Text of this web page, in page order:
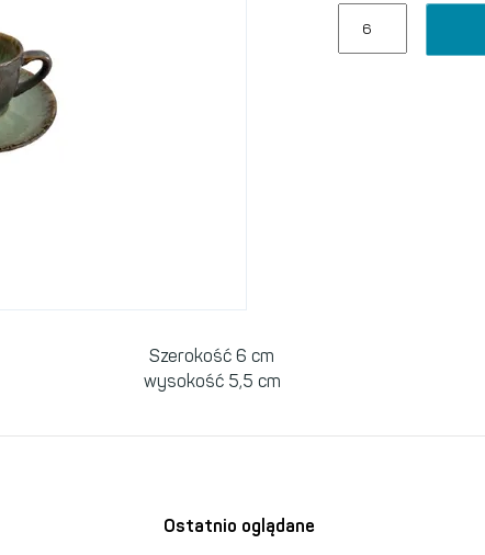
Szerokość 6 cm
wysokość 5,5 cm
Ostatnio oglądane